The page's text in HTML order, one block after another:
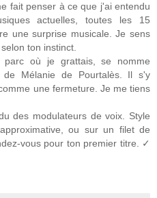
fait penser à ce que j'ai entendu
actuelles, toutes les 15
une surprise musicale. Je sens
ton instinct.
où je grattais, se nomme
de Mélanie de Pourtalès. Il s'y
une fermeture. Je me tiens
des modulateurs de voix. Style
ou sur un filet de
vous pour ton premier titre. ✓